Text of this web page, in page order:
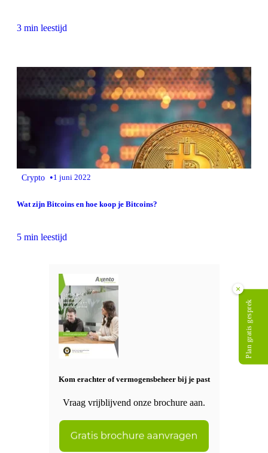
3 min leestijd
Crypto •1 juni 2022
Wat zijn Bitcoins en hoe koop je Bitcoins?
5 min leestijd
Kom erachter of vermogensbeheer bij je past
Vraag vrijblijvend onze brochure aan.
×
Plan gratis gesprek